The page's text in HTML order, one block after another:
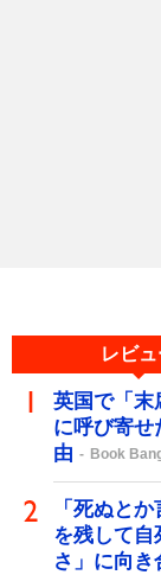
レビ
英国で「末
に呼び寄
由
Book
「死ぬと
を残して
さ」に向き